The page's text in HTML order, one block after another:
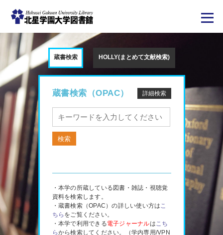
ン
ン
ツ
に
移
動
蔵書検索
蔵書検索（OPAC） 詳細検索
・本学の所蔵している図書・雑誌・視聴覚
資料を検索します。
・蔵書検索（OPAC）の詳しい使い方はこ
ちら をご覧ください。
・本学で利用できる電子ジャーナルはこち
らから検索してください。（学内専用/VPN
HOLLY(まとめて文献検索)